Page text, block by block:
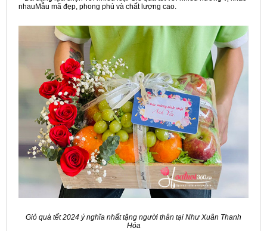
nhauMẫu mã đẹp, phong phú và chất lượng cao.
Giỏ quà tết 2024 ý nghĩa nhất tặng người thân tại Như Xuân Thanh
Hóa